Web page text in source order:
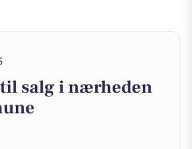
salg i nærheden